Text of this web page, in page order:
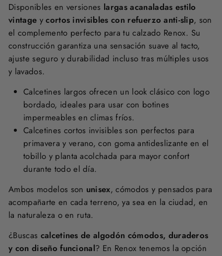
Disponibles en versiones largas acanaladas estilo
vintage ycortos invisibles con refuerzo anti-slip, son
el complemento perfecto para tu calzado Renox. Su
construcción garantiza una sensación suave al tacto,
ajuste seguro y durabilidad incluso tras múltiples usos
y lavados.
Calcetines largos ofrecen un look clásico con logo
bordado, ideales para usar con botines
impermeables en climas fríos.
Calcetines cortos invisibles son perfectos para
primavera y verano, con goma antideslizante en el
tobillo y planta acolchada para mayor confort
durante todo el día.
Ambos modelos son unisex, cómodos y pensados para
acompañarte en cada terreno, ya sea en la ciudad, en
la naturaleza o en ruta.
¿Buscas calcetines de algodón cómodos, duraderos
y con diseño funcional? En Renox tenemos la opción